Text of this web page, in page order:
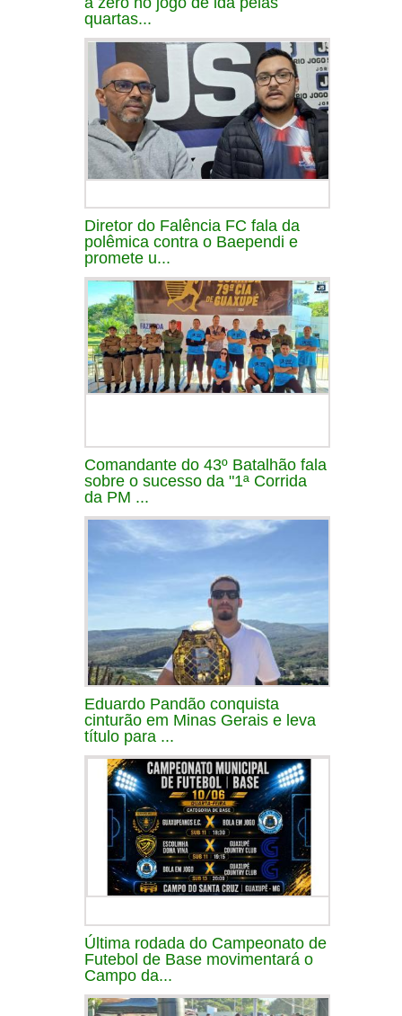
quartas...
Diretor do Falência FC fala da
polêmica contra o Baependi e
promete u...
Comandante do 43º Batalhão fala
sobre o sucesso da "1ª Corrida
da PM ...
Eduardo Pandão conquista
cinturão em Minas Gerais e leva
título para ...
Última rodada do Campeonato de
Futebol de Base movimentará o
Campo da...